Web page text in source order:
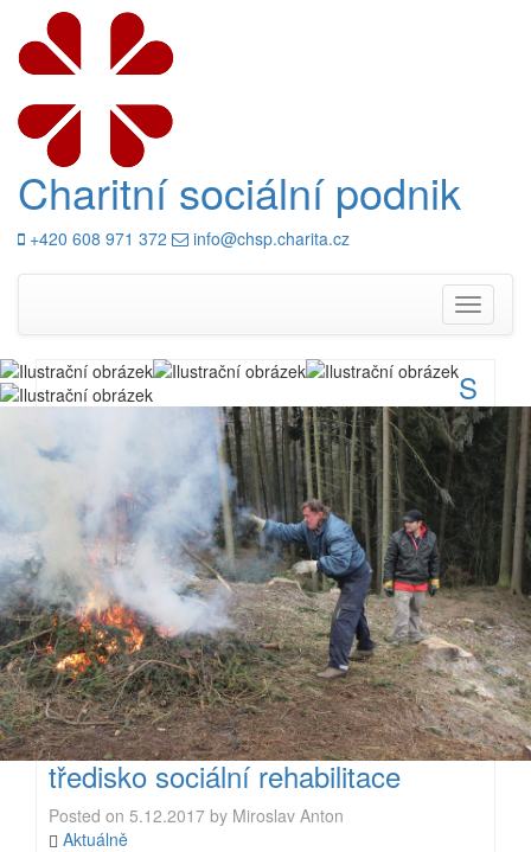
Charitní sociální podnik
+420 608 971 372
info@chsp.charita.cz
Toggle
S
tředisko sociální rehabilitace
Posted on 5.12.2017 by Miroslav Anton
Aktuálně